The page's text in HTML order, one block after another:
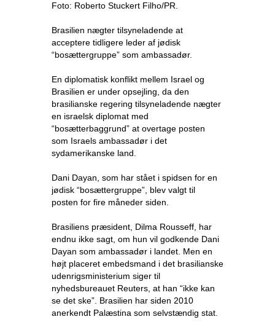
Foto: Roberto Stuckert Filho/PR.
Brasilien nægter tilsyneladende at
acceptere tidligere leder af jødisk
“bosættergruppe” som ambassadør.
En diplomatisk konflikt mellem Israel og
Brasilien er under opsejling, da den
brasilianske regering tilsyneladende nægter
en israelsk diplomat med
“bosætterbaggrund” at overtage posten
som Israels ambassadør i det
sydamerikanske land.
Dani Dayan, som har stået i spidsen for en
jødisk “bosættergruppe”, blev valgt til
posten for fire måneder siden.
Brasiliens præsident, Dilma Rousseff, har
endnu ikke sagt, om hun vil godkende Dani
Dayan som ambassadør i landet. Men en
højt placeret embedsmand i det brasilianske
udenrigsministerium siger til
nyhedsbureauet Reuters, at han “ikke kan
se det ske”. Brasilien har siden 2010
anerkendt Palæstina som selvstændig stat.